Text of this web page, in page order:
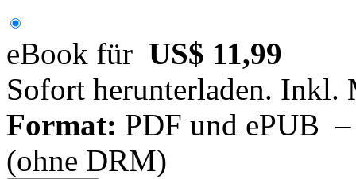
eBook für US$ 11,99
Sofort herunterladen. Inkl.
Format: PDF und ePUB
(ohne DRM)